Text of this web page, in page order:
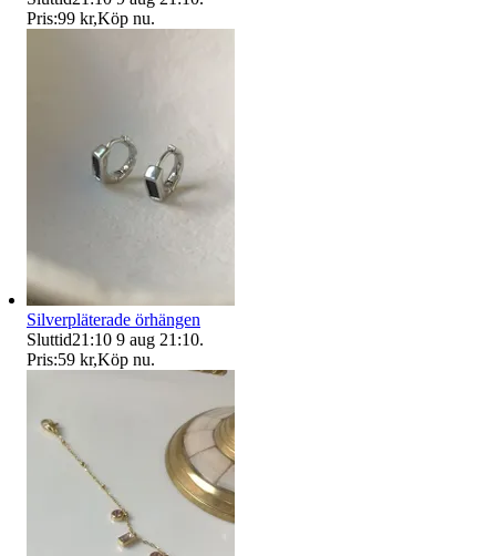
Pris:99 kr,Köp nu.
Silverpläterade örhängen
Sluttid21:10 9 aug 21:10.
Pris:59 kr,Köp nu.